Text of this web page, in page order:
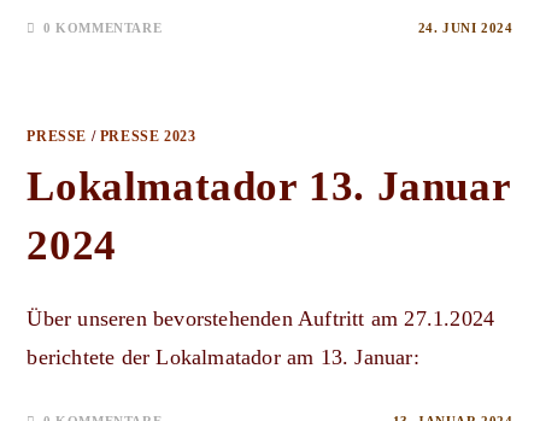
0 KOMMENTARE 24. JUNI 2024
PRESSE / PRESSE 2023
Lokalmatador 13. Januar
2024
Über unseren bevorstehenden Auftritt am 27.1.2024
berichtete der Lokalmatador am 13. Januar: